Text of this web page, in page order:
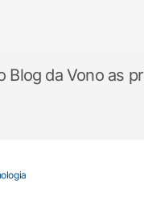
Blog da Vono as